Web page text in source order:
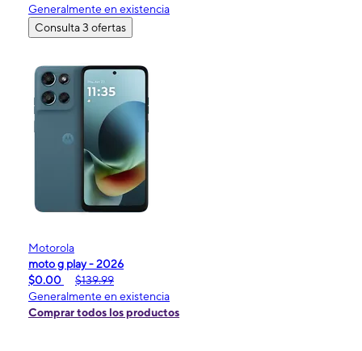
Generalmente en existencia
Consulta 3 ofertas
Motorola
moto g play - 2026
$0.00
$139.99
Generalmente en existencia
Comprar todos los productos